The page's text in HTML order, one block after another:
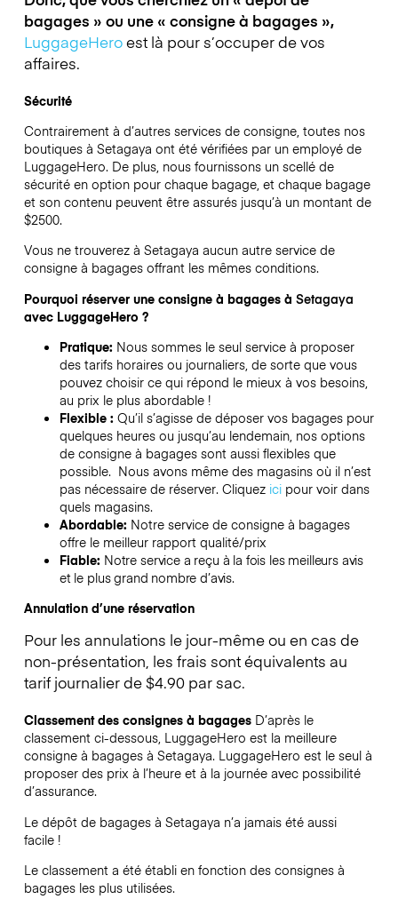
bagages » ou une « consigne à bagages »,
LuggageHeroest là pour s’occuper de vos
affaires.
Sécurité
Contrairement à d’autres services de consigne,toutes nos
boutiques à Setagaya ont été vérifiées par un employé de
LuggageHero. De plus, nous fournissons un scellé de
sécurité en option pour chaque bagage, et chaque bagage
et son contenu peuvent être assurés jusqu’à un montant de
$2500.
Vous ne trouverez à Setagaya aucun autre service de
consigne à bagages offrant les mêmes conditions.
Pourquoi réserver une consigne à bagages à Setagaya
avec LuggageHero ?
Pratique: Nous sommes le seul service à proposer
des tarifs horaires ou journaliers, de sorte que vous
pouvez choisir ce qui répond le mieux à vos besoins,
au prix le plus abordable !
Flexible : Qu’il s’agisse de déposer vos bagages pour
quelques heures ou jusqu’au lendemain, nos options
de consigne à bagages sont aussi flexibles que
possible. Nous avons même des magasins où il n’est
pas nécessaire de réserver. Cliquez icipour voir dans
quels magasins.
Abordable: Notre service de consigne à bagages
offre le meilleur rapport qualité/prix
Fiable: Notre service a reçu à la fois les meilleurs avis
et le plus grand nombre d’avis.
Annulation d’une réservation
Pour les annulations le jour-même ou en cas de
non-présentation, les frais sont équivalents au
tarif journalier de $4.90 par sac.
Classement des consignes à bagages D’après le
classement ci-dessous, LuggageHero est la meilleure
consigne à bagages à Setagaya. LuggageHero est le seul à
proposer des prix à l’heure et à la journée avec possibilité
d’assurance.
Le dépôt de bagages à Setagaya n’a jamais été aussi
facile !
Le classement a été établi en fonction des consignes à
bagages les plus utilisées.